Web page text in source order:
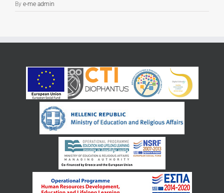
By e-me admin